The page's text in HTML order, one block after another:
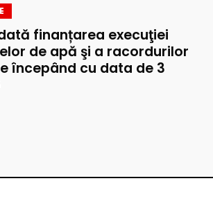
finanțarea execuţiei
de apă şi a racordurilor
începând cu data de 3